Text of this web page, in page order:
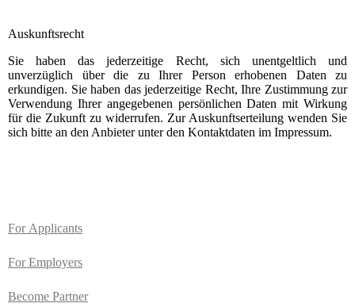
Auskunftsrecht
Sie haben das jederzeitige Recht, sich unentgeltlich und
unverzüglich über die zu Ihrer Person erhobenen Daten zu
erkundigen. Sie haben das jederzeitige Recht, Ihre Zustimmung zur
Verwendung Ihrer angegebenen persönlichen Daten mit Wirkung
für die Zukunft zu widerrufen. Zur Auskunftserteilung wenden Sie
sich bitte an den Anbieter unter den Kontaktdaten im Impressum.
For Applicants
For Employers
Become Partner